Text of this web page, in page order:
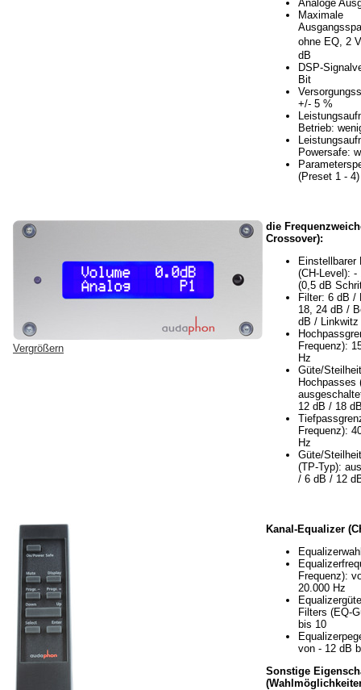
Analoge
Maximale
ohne EQ, 2 V
dB
DSP-
Bit
+/- 5 %
Betrieb:
Powersafe:
(Preset 1 - 4)
Vergrößern
die
Crossover):
Einstellbarer
(CH-Level):
(0,5 dB
Filter: 6 dB /
18, 24 dB /
dB /
Frequenz):
Hz
Güte/
Hochpasses
12 dB / 18
Frequenz):
Hz
Güte/
(TP-Typ):
/ 6 dB / 12
Kanal-Equalizer
Frequenz):
20.000 Hz
Filters (EQ-
bis 10
von - 12 dB
Sonstige